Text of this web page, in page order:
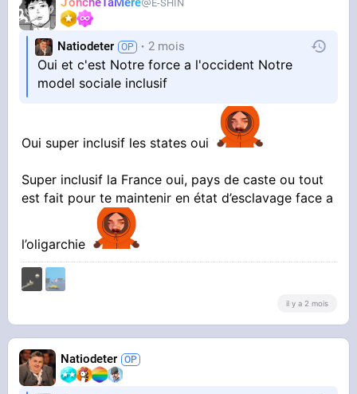
E-SHIN
Natiodeter 2 mois
Oui et c'est Notre force a l'occident Notre
model sociale inclusif
Oui super inclusif les states oui
Super inclusif la France oui, pays de caste ou tout
est fait pour te maintenir en état d’esclavage face a
l’oligarchie
il y a 2 mois
Natiodeter